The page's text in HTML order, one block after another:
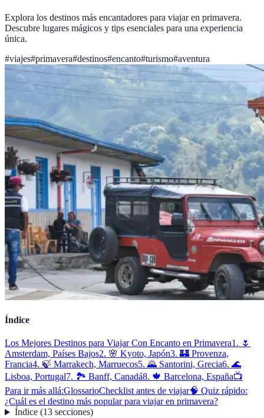
Explora los destinos más encantadores para viajar en primavera.
Descubre lugares mágicos y tips esenciales para una experiencia
única.
#viajes#primavera#destinos#encanto#turismo#aventura
Índice
Los Mejores Destinos para Viajar Con Encanto en Primavera1. 🌷
Amsterdam, Países Bajos2. 🌸 Kyoto, Japón3. 🏰 Provenza,
Francia4. 🍃 Marrakech, Marruecos5. 🌄 Santorini, Grecia6. 🌊
Lisboa, Portugal7. 🏞️ Banff, Canadá8. 🍁 Barcelona, España📺
Para ir más allá:GlossarioChecklist antes de viajar🧠 Quiz rápido:
¿Cuál es el destino más popular para viajar en primavera?
Índice(13 secciones)